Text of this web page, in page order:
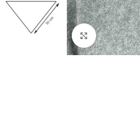
Click to enlarge